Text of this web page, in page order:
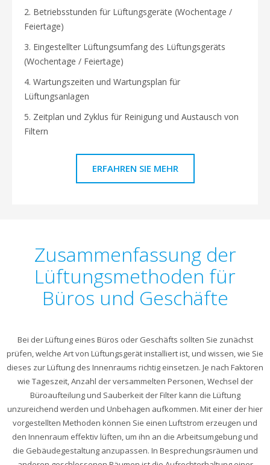
2. Betriebsstunden für Lüftungsgeräte (Wochentage /
Feiertage)
3. Eingestellter Lüftungsumfang des Lüftungsgeräts
(Wochentage / Feiertage)
4. Wartungszeiten und Wartungsplan für
Lüftungsanlagen
5. Zeitplan und Zyklus für Reinigung und Austausch von
Filtern
ERFAHREN SIE MEHR
Zusammenfassung der
Lüftungsmethoden für
Büros und Geschäfte
Bei der Lüftung eines Büros oder Geschäfts sollten Sie zunächst
prüfen, welche Art von Lüftungsgerät installiert ist, und wissen, wie Sie
dieses zur Lüftung des Innenraums richtig einsetzen. Je nach Faktoren
wie Tageszeit, Anzahl der versammelten Personen, Wechsel der
Büroaufteilung und Sauberkeit der Filter kann die Lüftung
unzureichend werden und Unbehagen aufkommen. Mit einer der hier
vorgestellten Methoden können Sie einen Luftstrom erzeugen und
den Innenraum effektiv lüften, um ihn an die Arbeitsumgebung und
die Gebäudegestaltung anzupassen. In Besprechungsräumen und